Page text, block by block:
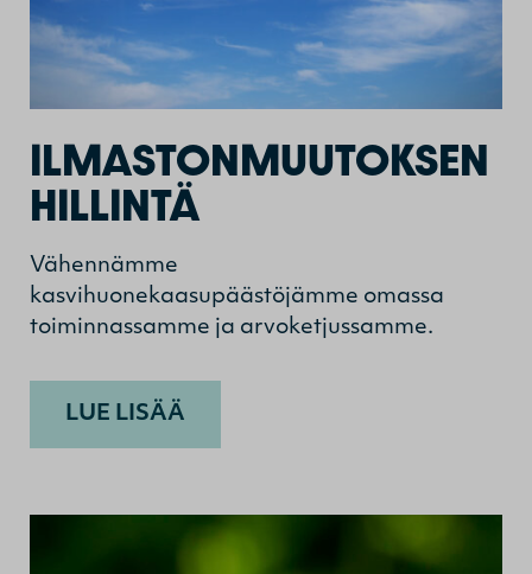
ILMASTONMUUTOKSEN
HILLINTÄ
Vähennämme
kasvihuonekaasupäästöjämme omassa
toiminnassamme ja arvoketjussamme.
LUE LISÄÄ